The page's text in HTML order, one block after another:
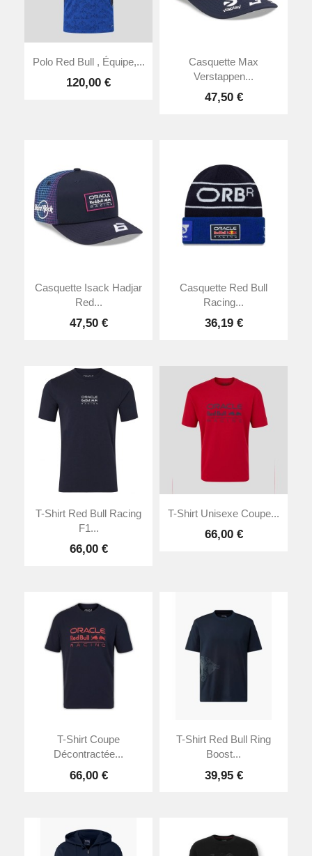
Polo Red Bull , Équipe,...
120,00 €
Casquette Max
Verstappen...
47,50 €
Casquette Isack Hadjar
Red...
47,50 €
Casquette Red Bull
Racing...
36,19 €
T-Shirt Red Bull Racing
F1...
66,00 €
T-Shirt Unisexe Coupe...
66,00 €
T-Shirt Coupe
Décontractée...
66,00 €
T-Shirt Red Bull Ring
Boost...
39,95 €